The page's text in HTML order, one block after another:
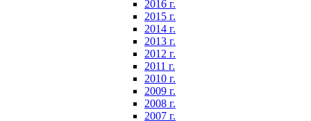
2016 г.
2015 г.
2014 г.
2013 г.
2012 г.
2011 г.
2010 г.
2009 г.
2008 г.
2007 г.